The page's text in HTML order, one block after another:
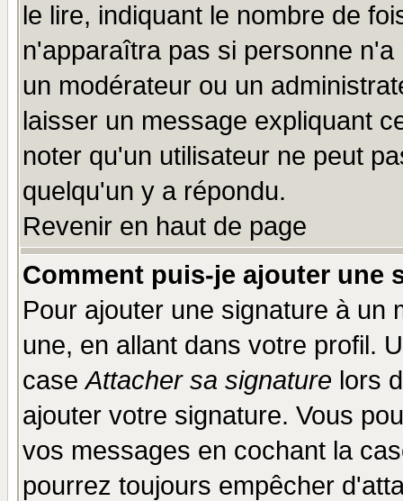
le lire, indiquant le nombre de
n'apparaîtra pas si personne
un modérateur ou un
laisser un message expliquant
noter qu'un utilisateur ne peut
quelqu'un y a répondu.
Revenir en haut de page
Comment puis-je ajouter une
Pour ajouter une signature à un
une, en allant dans votre profil.
caseAttacher sa signature lors
ajouter votre signature. Vous
vos messages en cochant la
pourrez toujours empêcher